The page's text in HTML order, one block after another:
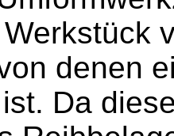
denen
Da